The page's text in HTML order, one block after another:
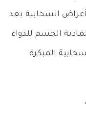
انسحابية بعد
الجسم للدواء
المبكرة